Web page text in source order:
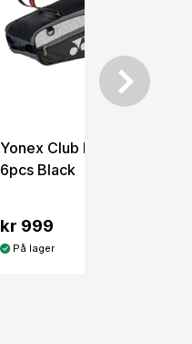
Yonex Club Racket Bag
6pcs Black
kr 999
På lager